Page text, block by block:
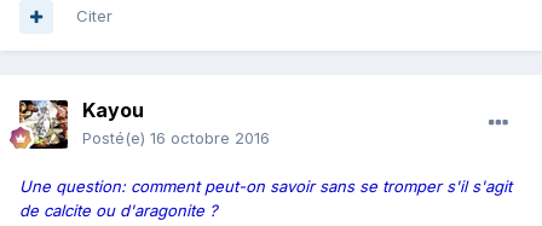
Citer
Kayou
Posté(e) 16 octobre 2016
Une question: comment peut-on savoir sans se tromper s'il s'agit
de calcite ou d'aragonite ?